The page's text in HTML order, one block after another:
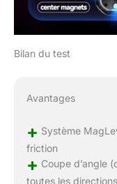
Bilan du test
Avantages
+ Système
friction
+ Coupe d’angle
toutes les directions